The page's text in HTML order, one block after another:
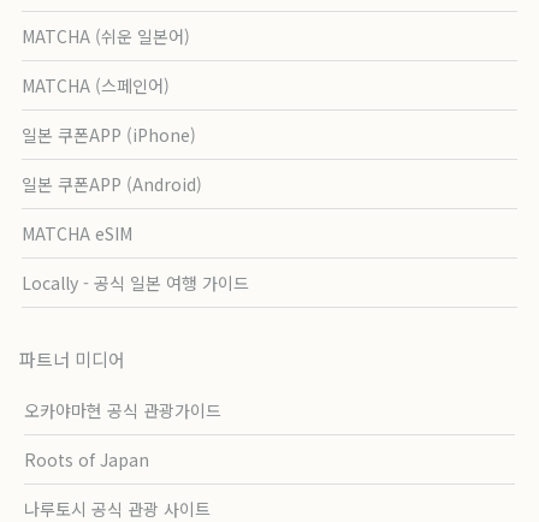
MATCHA (쉬운 일본어)
MATCHA (스페인어)
일본 쿠폰APP (iPhone)
일본 쿠폰APP (Android)
MATCHA eSIM
Locally - 공식 일본 여행 가이드
파트너 미디어
오카야마현 공식 관광가이드
Roots of Japan
나루토시 공식 관광 사이트